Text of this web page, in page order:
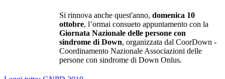
Si rinnova anche quest'anno, domenica 10
ottobre, l’ormai consueto appuntamento con la
Giornata Nazionale delle persone con
sindrome di Down, organizzata dal CoorDown -
Coordinamento Nazionale Associazioni delle
persone con sindrome di Down Onlus.